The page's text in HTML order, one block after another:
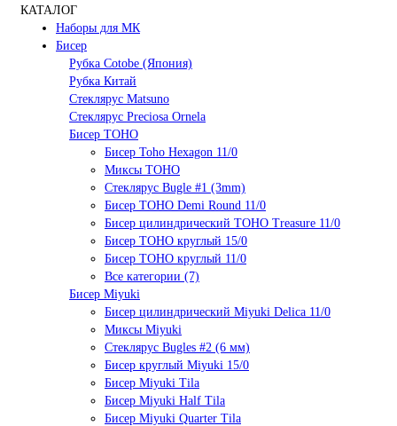
КАТАЛОГ
Наборы для МК
Бисер
Рубка Cotobe (Япония)
Рубка Китай
Стеклярус Matsuno
Стеклярус Preciosa Ornela
Бисер TOHO
Бисер Toho Hexagon 11/0
Миксы TOHO
Стеклярус Bugle #1 (3mm)
Бисер TOHO Demi Round 11/0
Бисер цилиндрический TOHO Treasure 11/0
Бисер TOHO круглый 15/0
Бисер TOHO круглый 11/0
Все категории (7)
Бисер Miyuki
Бисер цилиндрический Miyuki Delica 11/0
Миксы Miyuki
Стеклярус Bugles #2 (6 мм)
Бисер круглый Miyuki 15/0
Бисер Miyuki Tila
Бисер Miyuki Half Tila
Бисер Miyuki Quarter Tila